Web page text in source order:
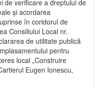
de verificare a dreptului de
și acordarea
în coridorul de
Consiliului Local nr.
de utilitate publică
pentru
local „Construire
Eugen Ionescu,